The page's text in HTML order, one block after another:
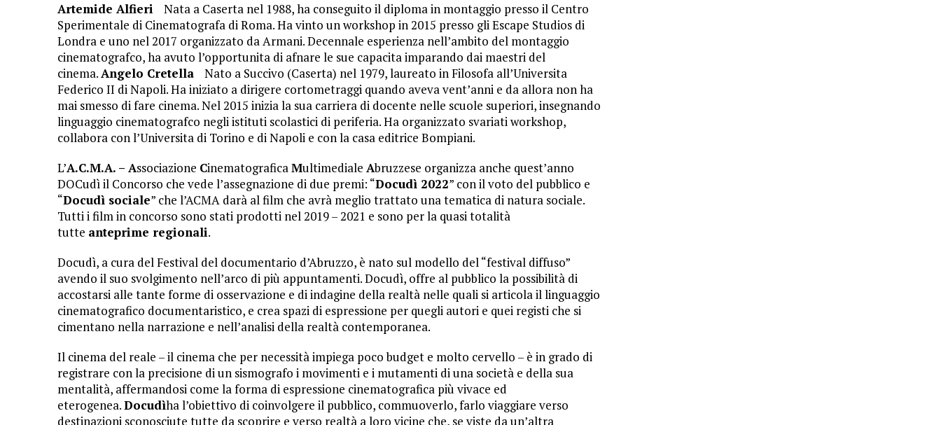
Artemide Alfieri Nata a Caserta nel 1988, ha conseguito il diploma in montaggio presso il Centro
Sperimentale di Cinematografa di Roma. Ha vinto un workshop in 2015 presso gli Escape Studios di
Londra e uno nel 2017 organizzato da Armani. Decennale esperienza nell’ambito del montaggio
cinematografco, ha avuto l’opportunita di afnare le sue capacita imparando dai maestri del
cinema.Angelo Cretella Nato a Succivo (Caserta) nel 1979, laureato in Filosofa all’Universita
Federico II di Napoli. Ha iniziato a dirigere cortometraggi quando aveva vent’anni e da allora non ha
mai smesso di fare cinema. Nel 2015 inizia la sua carriera di docente nelle scuole superiori, insegnando
linguaggio cinematografco negli istituti scolastici di periferia. Ha organizzato svariati workshop,
collabora con l’Universita di Torino e di Napoli e con la casa editrice Bompiani.
L’A.C.M.A. – Associazione CinematograficaMultimediale Abruzzese organizza anche quest’anno
DOCudì il Concorso che vede l’assegnazione di due premi: “Docudì 2022” con il voto del pubblico e
“Docudì sociale” che l’ACMA darà al film che avrà meglio trattato una tematica di natura sociale.
Tutti i film in concorso sono stati prodotti nel 2019 – 2021 e sono per la quasi totalità
tutte anteprime regionali.
Docudì, a cura del Festival del documentario d’Abruzzo, è nato sul modello del “festival diffuso”
avendo il suo svolgimento nell’arco di più appuntamenti. Docudì, offre al pubblico la possibilità di
accostarsi alle tante forme di osservazione e di indagine della realtà nelle quali si articola il linguaggio
cinematografico documentaristico, e crea spazi di espressione per quegli autori e quei registi che si
cimentano nella narrazione e nell’analisi della realtà contemporanea.
Il cinema del reale – il cinema che per necessità impiega poco budget e molto cervello – è in grado di
registrare con la precisione di un sismografo i movimenti e i mutamenti di una società e della sua
mentalità, affermandosi come la forma di espressione cinematografica più vivace ed
eterogenea.Docudìha l’obiettivo di coinvolgere il pubblico, commuoverlo, farlo viaggiare verso
destinazioni sconosciute tutte da scoprire e verso realtà a loro vicine che, se viste da un’altra